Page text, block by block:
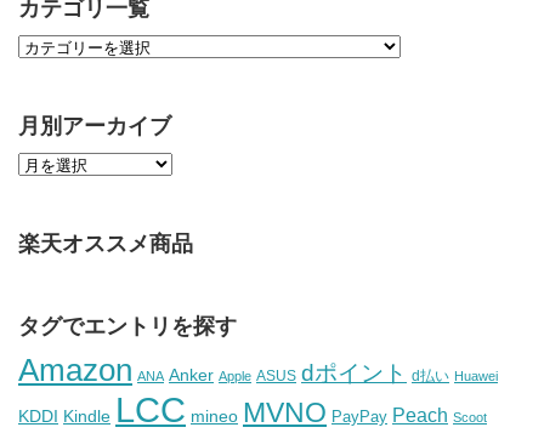
カテゴリ一覧
月別アーカイブ
楽天オススメ商品
タグでエントリを探す
Amazon ANA Anker Apple ASUS dポイント d払い Huawei
KDDI Kindle LCC mineo MVNO PayPay Peach Scoot